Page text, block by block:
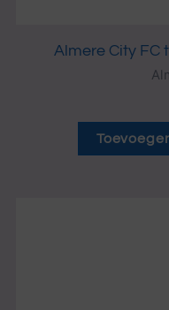
Almere City FC